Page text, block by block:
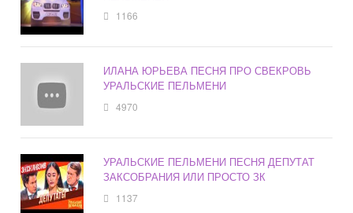
1166
ИЛАНА ЮРЬЕВА ПЕСНЯ ПРО СВЕКРОВЬ
УРАЛЬСКИЕ ПЕЛЬМЕНИ
4970
УРАЛЬСКИЕ ПЕЛЬМЕНИ ПЕСНЯ ДЕПУТАТ
ЗАКСОБРАНИЯ ИЛИ ПРОСТО ЗК
1137